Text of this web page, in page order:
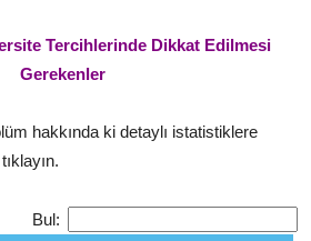
Tercihlerinde Dikkat Edilmesi
Gerekenler
hakkında ki detaylı istatistiklere
Bul: